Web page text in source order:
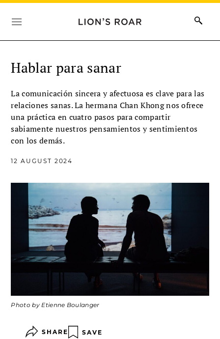
Hablar para sanar
La comunicación sincera y afectuosa es clave para las
relaciones sanas. La hermana Chan Khong nos ofrece
una práctica en cuatro pasos para compartir
sabiamente nuestros pensamientos y sentimientos
con los demás.
12 AUGUST 2024
Photo by Etienne Boulanger
SHARE SAVE